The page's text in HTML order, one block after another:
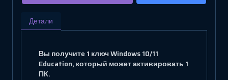
Детали
Вы получите 1 ключ Windows 10/11
Education, который может активировать 1
ПК.